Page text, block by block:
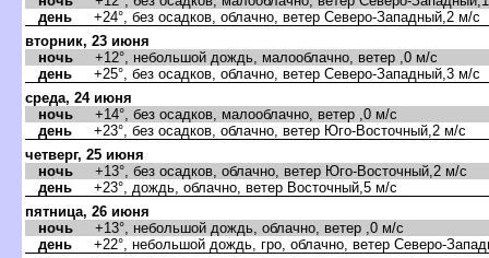
день +24°, без осадков, облачно, ветер Северо-Западный,2 м/с
торник, 23 июня
ночь +12°, небольшой дождь, малооблачно, ветер ,0 м/с
день +25°, без осадков, облачно, ветер Северо-Западный,3 м/с
среда, 24 июня
ночь +14°, без осадков, малооблачно, ветер ,0 м/с
день +23°, без осадков, облачно, ветер Юго-Восточный,2 м/с
четверг, 25 июня
ночь +13°, без осадков, облачно, ветер Юго-Восточный,2 м/с
день +23°, дождь, облачно, ветер Восточный,5 м/с
пятница, 26 июня
ночь +13°, небольшой дождь, облачно, ветер ,0 м/с
день +22°, небольшой дождь, гро, облачно, ветер Северо-